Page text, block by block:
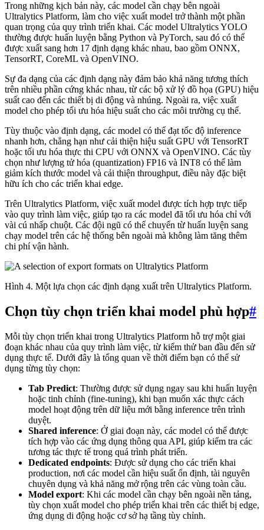
Trong những kịch bản này, các model cần chạy bên ngoài
Ultralytics Platform, làm cho việc xuất model trở thành một phần
quan trọng của quy trình triển khai. Các model Ultralytics YOLO
thường được huấn luyện bằng Python và PyTorch, sau đó có thể
được xuất sang hơn 17 định dạng khác nhau, bao gồm ONNX,
TensorRT, CoreML và OpenVINO.
Sự đa dạng của các định dạng này đảm bảo khả năng tương thích
trên nhiều phần cứng khác nhau, từ các bộ xử lý đồ họa (GPU) hiệu
suất cao đến các thiết bị di động và nhúng. Ngoài ra, việc xuất
model cho phép tối ưu hóa hiệu suất cho các môi trường cụ thể.
Tùy thuộc vào định dạng, các model có thể đạt tốc độ inference
nhanh hơn, chẳng hạn như cải thiện hiệu suất GPU với TensorRT
hoặc tối ưu hóa thực thi CPU với ONNX và OpenVINO. Các tùy
chọn như lượng tử hóa (quantization) FP16 và INT8 có thể làm
giảm kích thước model và cải thiện throughput, điều này đặc biệt
hữu ích cho các triển khai edge.
Trên Ultralytics Platform, việc xuất model được tích hợp trực tiếp
vào quy trình làm việc, giúp tạo ra các model đã tối ưu hóa chỉ với
vài cú nhấp chuột. Các đội ngũ có thể chuyển từ huấn luyện sang
chạy model trên các hệ thống bên ngoài mà không làm tăng thêm
chi phí vận hành.
Hình 4. Một lựa chọn các định dạng xuất trên Ultralytics Platform.
Chọn tùy chọn triển khai model phù hợp#
Mỗi tùy chọn triển khai trong Ultralytics Platform hỗ trợ một giai
đoạn khác nhau của quy trình làm việc, từ kiểm thử ban đầu đến sử
dụng thực tế. Dưới đây là tổng quan về thời điểm bạn có thể sử
dụng từng tùy chọn:
Tab Predict: Thường được sử dụng ngay sau khi huấn luyện
hoặc tinh chỉnh (fine-tuning), khi bạn muốn xác thực cách
model hoạt động trên dữ liệu mới bằng inference trên trình
duyệt.
Shared inference: Ở giai đoạn này, các model có thể được
tích hợp vào các ứng dụng thông qua API, giúp kiểm tra các
tương tác thực tế trong quá trình phát triển.
Dedicated endpoints: Được sử dụng cho các triển khai
production, nơi các model cần hiệu suất ổn định, tài nguyên
chuyên dụng và khả năng mở rộng trên các vùng toàn cầu.
Model export: Khi các model cần chạy bên ngoài nền tảng,
tùy chọn xuất model cho phép triển khai trên các thiết bị edge,
ứng dụng di động hoặc cơ sở hạ tầng tùy chỉnh.